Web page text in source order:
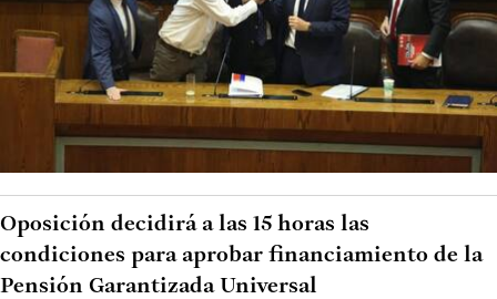
Oposición decidirá a las 15 horas las
condiciones para aprobar financiamiento de la
Pensión Garantizada Universal